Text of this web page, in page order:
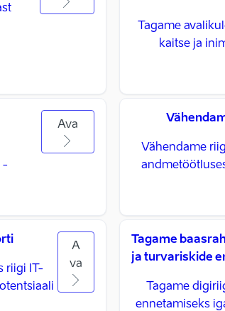
Tagame
kaitse ja
-
Ava
Vähendame
riigi IT-
A
va
Tagame
ja turvariskide
Tagame
ennetamiseks